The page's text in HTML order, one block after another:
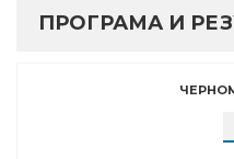
ПРОГРАМА И